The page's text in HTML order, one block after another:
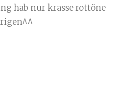
hab nur krasse rottöne